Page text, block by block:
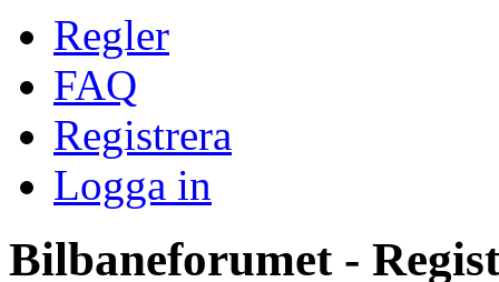
Regler
FAQ
Registrera
Logga in
Bilbaneforumet -